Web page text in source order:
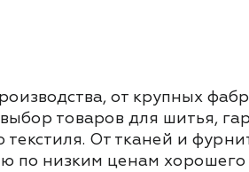
от крупных
товаров для шитья,
От тканей и
по низким ценам хорошего